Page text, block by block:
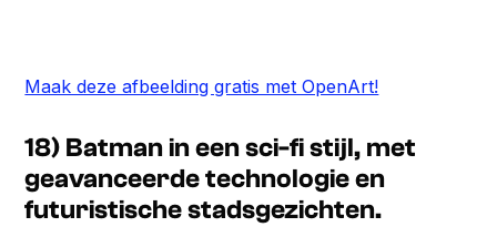
Maak deze afbeelding gratis met OpenArt!
18) Batman in een sci-fi stijl, met
geavanceerde technologie en
futuristische stadsgezichten.